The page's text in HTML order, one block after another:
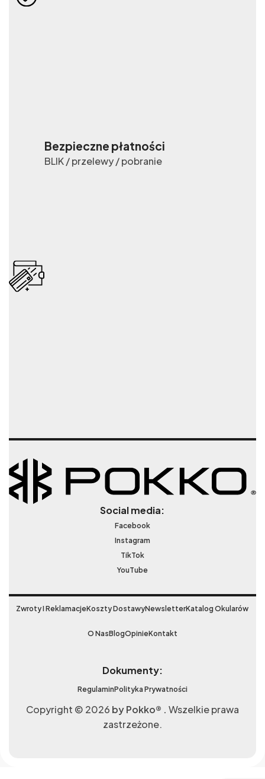
Bezpieczne płatności
BLIK / przelewy / pobranie
Social media:
Facebook
Instagram
TikTok
YouTube
Zwroty I ReklamacjeKoszty DostawyNewsletterKatalog Okularów
O NasBlogOpinieKontakt
Dokumenty:
RegulaminPolityka Prywatności
Copyright © 2026 by Pokko® . Wszelkie prawa
zastrzeżone.